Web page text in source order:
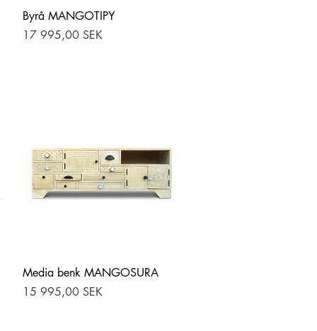
Hurtigvisning
Byrå MANGOTIPY
Pris
17 995,00 SEK
Hurtigvisning
Media benk MANGOSURA
Pris
15 995,00 SEK